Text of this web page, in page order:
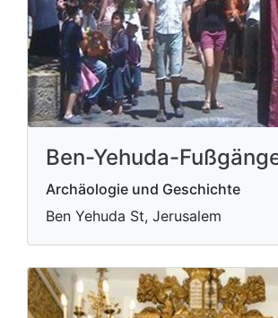
Ben-Yehuda-
Archäologie und Geschichte
Ben Yehuda St, Jerusalem